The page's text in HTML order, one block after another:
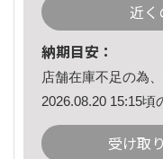
近く
納期目安：
店舗在庫不足の為
2026.08.20 15:15頃
受け取